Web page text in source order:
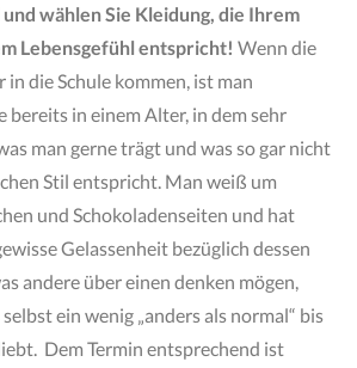
wählen Sie Kleidung, die Ihrem
Lebensgefühl entspricht! Wenn die
die Schule kommen, ist man
bereits in einem Alter, in dem sehr
man gerne trägt und was so gar nicht
Stil entspricht. Man weiß um
und Schokoladenseiten und hat
Gelassenheit bezüglich dessen
andere über einen denken mögen,
ein wenig „anders als normal“ bis
Dem Termin entsprechend ist